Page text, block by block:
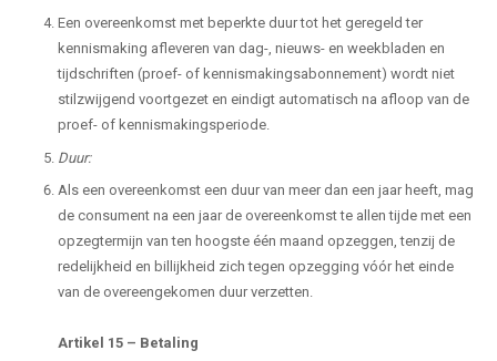
Een overeenkomst met beperkte duur tot het geregeld ter
kennismaking afleveren van dag-, nieuws- en weekbladen en
tijdschriften (proef- of kennismakingsabonnement) wordt niet
stilzwijgend voortgezet en eindigt automatisch na afloop van de
proef- of kennismakingsperiode.
Duur:
Als een overeenkomst een duur van meer dan een jaar heeft, mag
de consument na een jaar de overeenkomst te allen tijde met een
opzegtermijn van ten hoogste één maand opzeggen, tenzij de
redelijkheid en billijkheid zich tegen opzegging vóór het einde
van de overeengekomen duur verzetten.
Artikel 15 – Betaling